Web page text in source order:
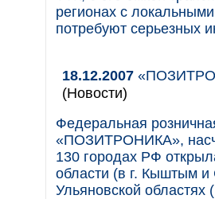
регионах с
потребуют серьезных
18.12.2007
(Новости)
Федеральная
«ПОЗИТРОНИКА»,
130 городах РФ
области (в г. Кыштым и
Ульяновской областях